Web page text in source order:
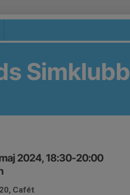
Simklubb
2024, 18:30-20:00
Cafét